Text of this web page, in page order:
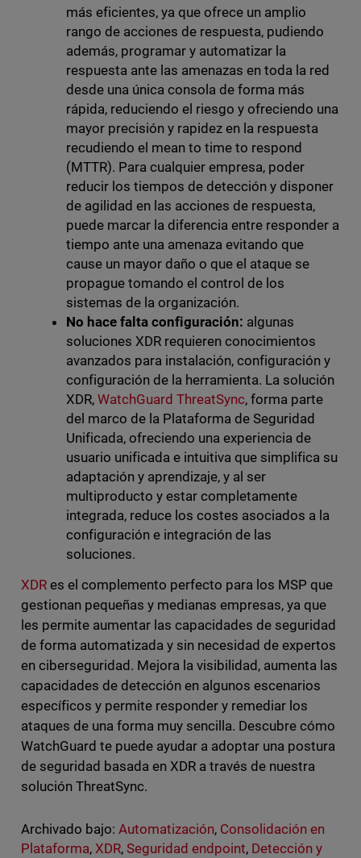
más eficientes, ya que ofrece un amplio
rango de acciones de respuesta, pudiendo
además, programar y automatizar la
respuesta ante las amenazas en toda la red
desde una única consola de forma más
rápida, reduciendo el riesgo y ofreciendo una
mayor precisión y rapidez en la respuesta
recudiendo el mean to time to respond
(MTTR). Para cualquier empresa, poder
reducir los tiempos de detección y disponer
de agilidad en las acciones de respuesta,
puede marcar la diferencia entre responder a
tiempo ante una amenaza evitando que
cause un mayor daño o que el ataque se
propague tomando el control de los
sistemas de la organización.
No hace falta configuración: algunas
soluciones XDR requieren conocimientos
avanzados para instalación, configuración y
configuración de la herramienta. La solución
XDR, WatchGuard ThreatSync, forma parte
del marco de la Plataforma de Seguridad
Unificada, ofreciendo una experiencia de
usuario unificada e intuitiva que simplifica su
adaptación y aprendizaje, y al ser
multiproducto y estar completamente
integrada, reduce los costes asociados a la
configuración e integración de las
soluciones.
XDRes el complemento perfecto para los MSP que
gestionan pequeñas y medianas empresas, ya que
les permite aumentar las capacidades de seguridad
de forma automatizada y sin necesidad de expertos
en ciberseguridad. Mejora la visibilidad, aumenta las
capacidades de detección en algunos escenarios
específicos y permite responder y remediar los
ataques de una forma muy sencilla. Descubre cómo
WatchGuard te puede ayudar a adoptar una postura
de seguridad basada en XDR a través de nuestra
solución ThreatSync.
Archivado bajo: Automatización, Consolidación en
Plataforma, XDR, Seguridad endpoint, Detección y